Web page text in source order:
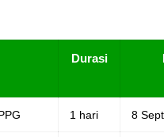
2026
Durasi
1 hari 8